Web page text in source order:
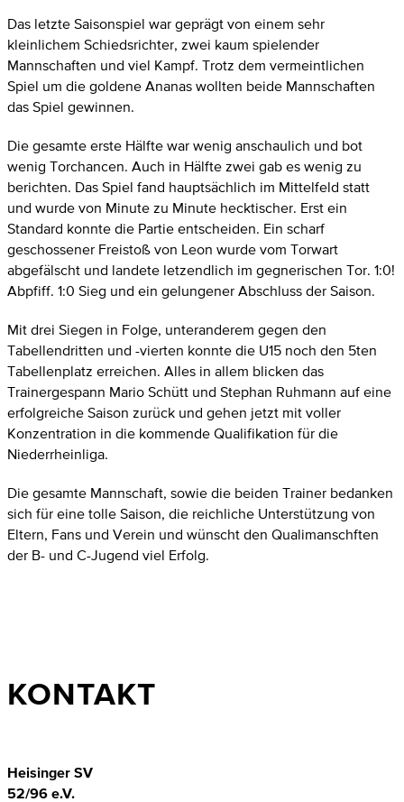
Das letzte Saisonspiel war geprägt von einem sehr
kleinlichem Schiedsrichter, zwei kaum spielender
Mannschaften und viel Kampf. Trotz dem vermeintlichen
Spiel um die goldene Ananas wollten beide Mannschaften
das Spiel gewinnen.
Die gesamte erste Hälfte war wenig anschaulich und bot
wenig Torchancen. Auch in Hälfte zwei gab es wenig zu
berichten. Das Spiel fand hauptsächlich im Mittelfeld statt
und wurde von Minute zu Minute hecktischer. Erst ein
Standard konnte die Partie entscheiden. Ein scharf
geschossener Freistoß von Leon wurde vom Torwart
abgefälscht und landete letzendlich im gegnerischen Tor. 1:0!
Abpfiff. 1:0 Sieg und ein gelungener Abschluss der Saison.
Mit drei Siegen in Folge, unteranderem gegen den
Tabellendritten und -vierten konnte die U15 noch den 5ten
Tabellenplatz erreichen. Alles in allem blicken das
Trainergespann Mario Schütt und Stephan Ruhmann auf eine
erfolgreiche Saison zurück und gehen jetzt mit voller
Konzentration in die kommende Qualifikation für die
Niederrheinliga.
Die gesamte Mannschaft, sowie die beiden Trainer bedanken
sich für eine tolle Saison, die reichliche Unterstützung von
Eltern, Fans und Verein und wünscht den Qualimanschften
der B- und C-Jugend viel Erfolg.
KONTAKT
Heisinger SV
52/96 e.V.